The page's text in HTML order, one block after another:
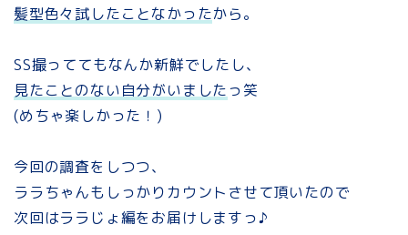
髪型色々試したことなかったから。
SS撮っててもなんか新鮮でしたし、
見たことのない自分がいましたっ笑
(めちゃ楽しかった！)
今回の調査をしつつ、
ララちゃんもしっかりカウントさせて頂いたので
次回はララじょ編をお届けしますっ♪